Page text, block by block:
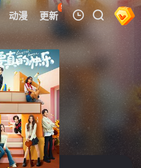
动漫 更新
59
热榜 APP
片的记录